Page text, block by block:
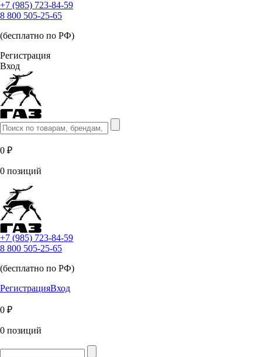
+7 (985) 723-84-59
8 800 505-25-65
(бесплатно по РФ)
Регистрация
Вход
0 ₽
0 позиций
+7 (985) 723-84-59
8 800 505-25-65
(бесплатно по РФ)
РегистрацияВход
0 ₽
0 позиций